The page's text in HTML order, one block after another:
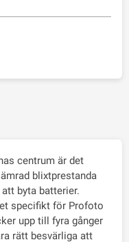
centrum är det
blixtprestanda
byta batterier.
specifikt för Profoto
upp till fyra gånger
rätt besvärliga att